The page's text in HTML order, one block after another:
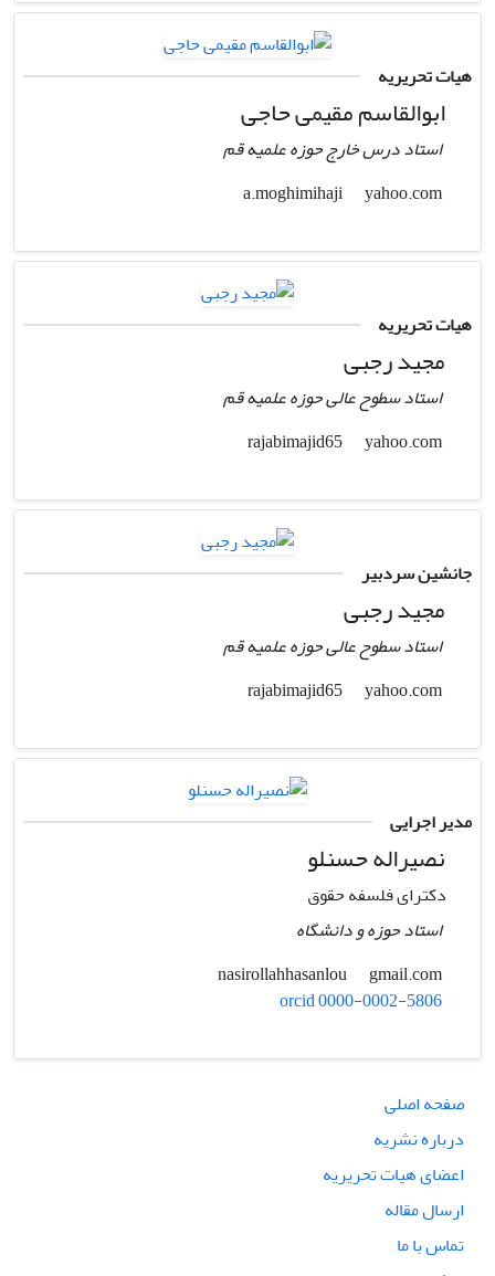
هیات تحریریه
ابوالقاسم مقیمی حاجی
استاد درس خارج حوزه علمیه قم
yahoo.com
هیات تحریریه
مجید رجبی
استاد سطوح عالی حوزه علمیه قم
yahoo.com
جانشین سردبیر
مجید رجبی
استاد سطوح عالی حوزه علمیه قم
yahoo.com
مدیر اجرایی
نصیراله حسنلو
دکترای فلسفه حقوق
استاد حوزه و دانشگاه
gmail.com
orcid 0000-0002-5806
صفحه اصلی
درباره نشریه
اعضای هیات تحریریه
ارسال مقاله
تماس با ما